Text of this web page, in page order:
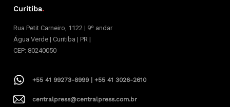
Curitiba.
Rua Petit Carneiro, 1122 | 9º andar
Água Verde | Curitiba | PR |
CEP: 80240050
+55 41 99273-8999 | +55 41 3026-2610
centralpress@centralpress.com.br